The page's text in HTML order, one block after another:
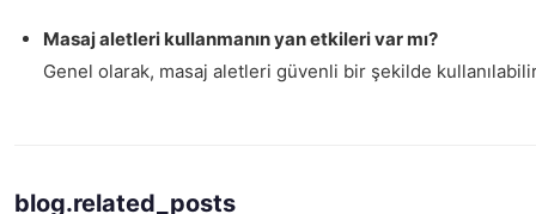
Masaj aletleri kullanmanın yan etkileri var mı?
Genel olarak, masaj aletleri güvenli bir şekilde
blog.related_posts